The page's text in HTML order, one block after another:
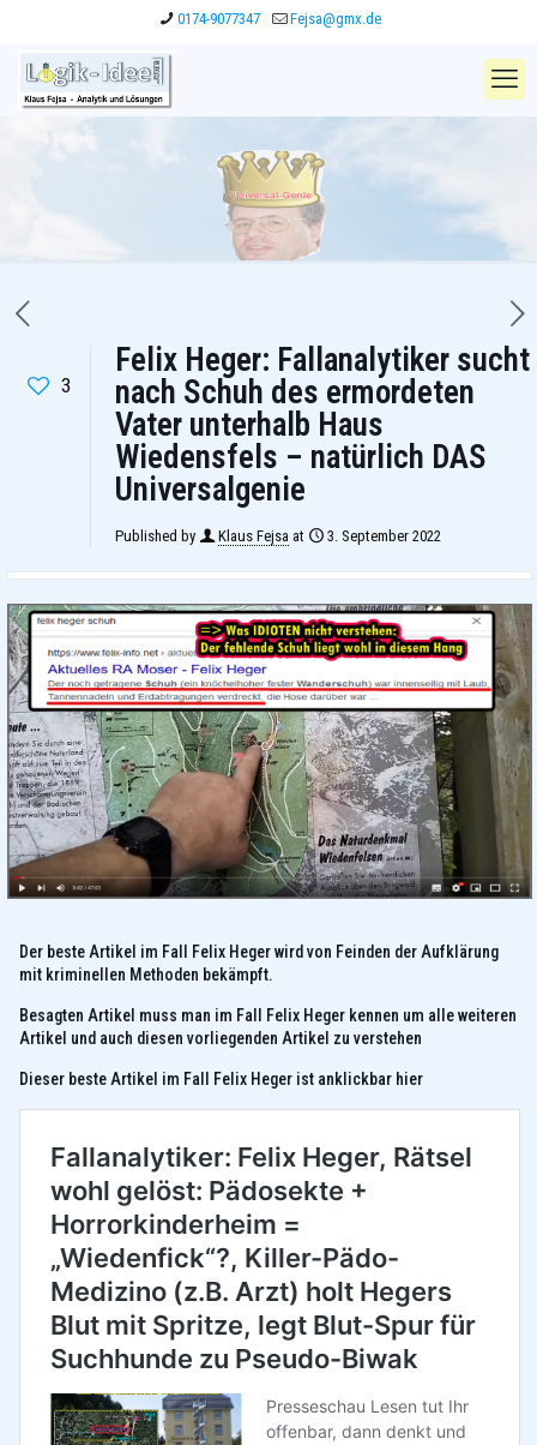
0174-9077347 Fejsa@gmx.de
3
Felix Heger: Fallanalytiker sucht
nach Schuh des ermordeten
Vater unterhalb Haus
Wiedensfels – natürlich DAS
Universalgenie
Published by Klaus Fejsa at 3. September 2022
Der beste Artikel im Fall Felix Heger wird von Feinden der Aufklärung
mit kriminellen Methoden bekämpft.
Besagten Artikel muss man im Fall Felix Heger kennen um alle weiteren
Artikel und auch diesen vorliegenden Artikel zu verstehen
Dieser beste Artikel im Fall Felix Heger ist anklickbar hier